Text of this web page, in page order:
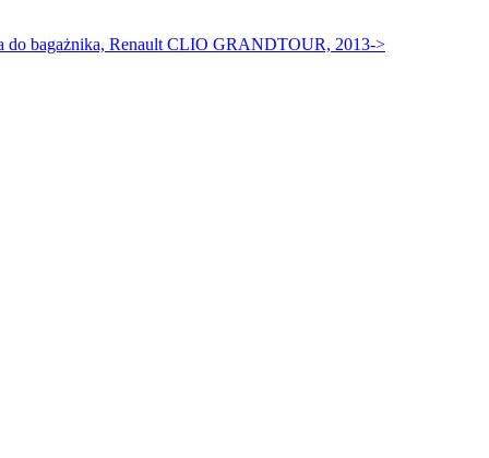
do bagażnika, Renault CLIO GRANDTOUR, 2013->